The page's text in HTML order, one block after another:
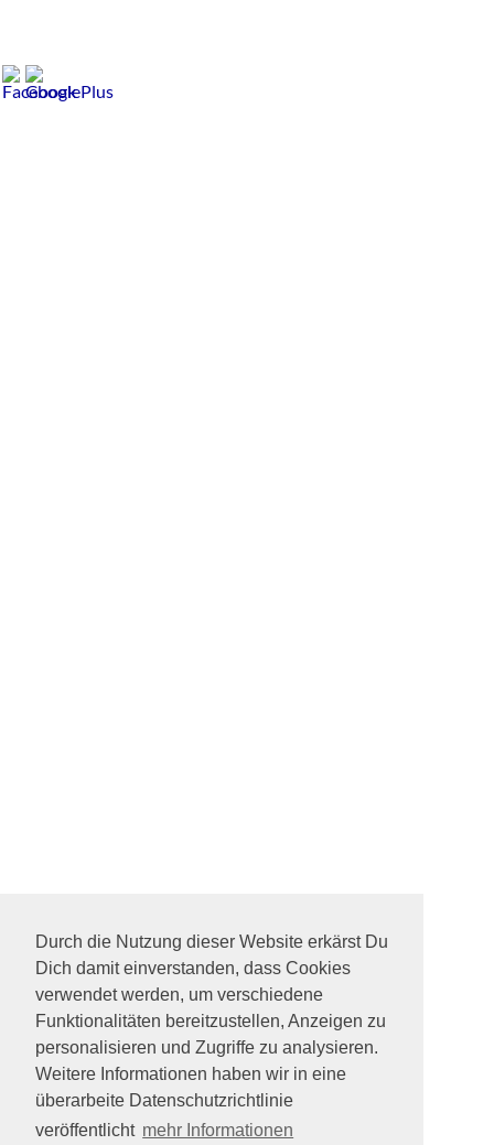
Durch die Nutzung dieser Website erkärst Du
Dich damit einverstanden, dass Cookies
verwendet werden, um verschiedene
Funktionalitäten bereitzustellen, Anzeigen zu
personalisieren und Zugriffe zu analysieren.
Weitere Informationen haben wir in eine
überarbeite Datenschutzrichtlinie
veröffentlicht mehr Informationen